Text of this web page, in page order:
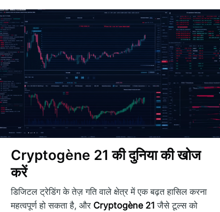
Cryptogène 21 की दुनिया की खोज
करें
डिजिटल ट्रेडिंग के तेज़ गति वाले क्षेत्र में एक बढ़त हासिल करना
महत्वपूर्ण हो सकता है, और Cryptogène 21 जैसे टूल्स को